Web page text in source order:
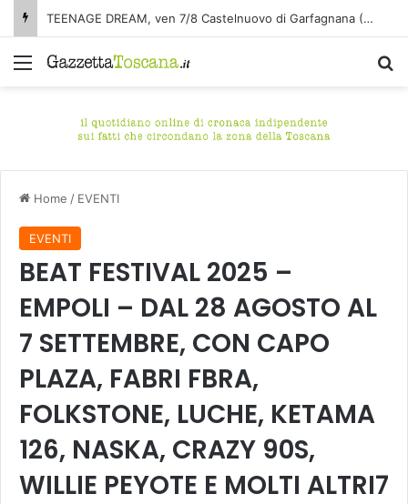
TEENAGE DREAM, ven 7/8 Castelnuovo di Garfagnana (Lucca) – Le hit degli anni 2000, da cantare e da ballare
Menu
Home / EVENTI
EVENTI
BEAT FESTIVAL 2025 –
EMPOLI – DAL 28 AGOSTO AL
7 SETTEMBRE, CON CAPO
PLAZA, FABRI FBRA,
FOLKSTONE, LUCHE, KETAMA
126, NASKA, CRAZY 90S,
WILLIE PEYOTE E MOLTI ALTRI7